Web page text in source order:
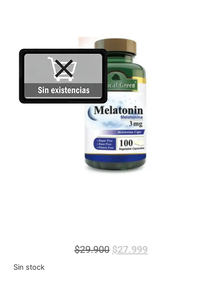
$29.900 $27.999
Sin stock